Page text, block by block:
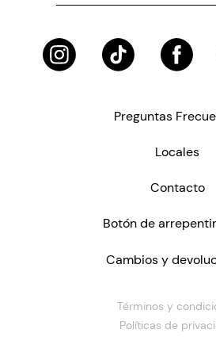
Preguntas
Locales
Contacto
Botón de
Cambios y
Términos y
Políticas de